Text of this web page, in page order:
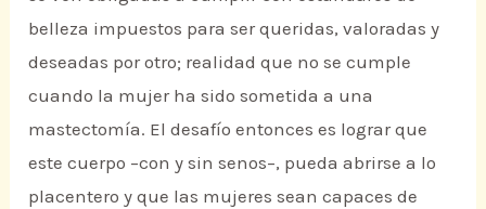
belleza impuestos para ser queridas, valoradas y
deseadas por otro; realidad que no se cumple
cuando la mujer ha sido sometida a una
mastectomía. El desafío entonces es lograr que
este cuerpo –con y sin senos–, pueda abrirse a lo
placentero y que las mujeres sean capaces de